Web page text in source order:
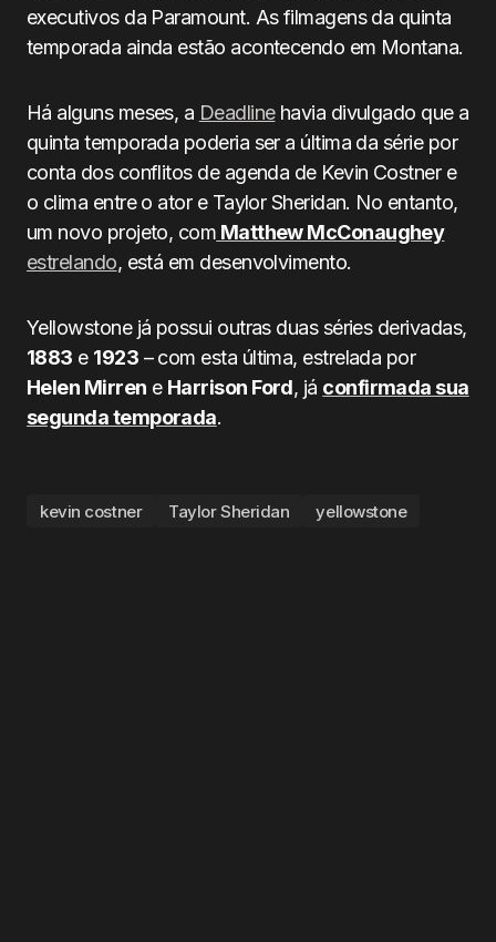
executivos da Paramount. As filmagens da quinta
temporada ainda estão acontecendo em Montana.
Há alguns meses, a Deadlinehavia divulgado que a
quinta temporada poderia ser a última da série por
conta dos conflitos de agenda de Kevin Costner e
o clima entre o ator e Taylor Sheridan. No entanto,
um novo projeto, com Matthew McConaughey
estrelando, está em desenvolvimento.
Yellowstone já possui outras duas séries derivadas,
1883 e 1923 – com esta última, estrelada por
Helen Mirren e Harrison Ford, já confirmada sua
segunda temporada.
kevin costner Taylor Sheridan yellowstone